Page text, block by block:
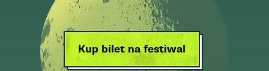
Kup bilet na festiwal